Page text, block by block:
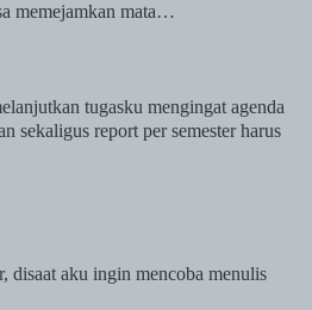
memejamkan mata…
tugasku mengingat agenda
sekaligus report per semester harus
disaat aku ingin mencoba menulis